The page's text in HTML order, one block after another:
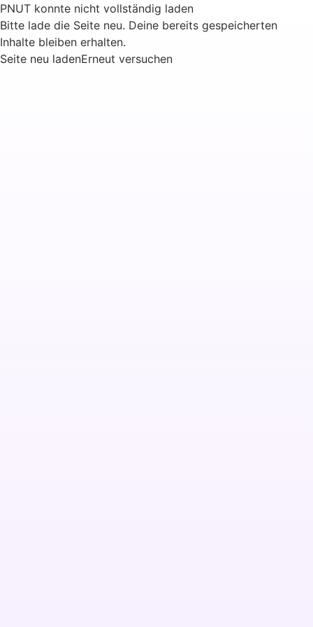
PNUT konnte nicht vollständig laden
Bitte lade die Seite neu. Deine bereits gespeicherten
Inhalte bleiben erhalten.
Seite neu ladenErneut versuchen